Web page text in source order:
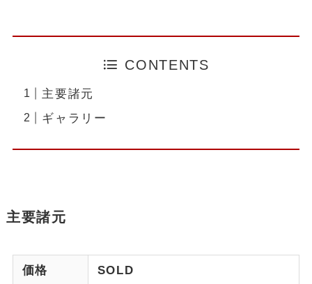
CONTENTS
主要諸元
ギャラリー
主要諸元
価格 SOLD